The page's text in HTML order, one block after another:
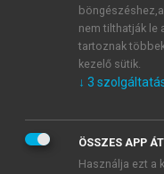
Általános
mersz.huoldalak
tudomásul veszem
nem tilthatják le
tartoznak
kezelő sütik.
↓ 3
ÖSSZES APP
Használja ezt a